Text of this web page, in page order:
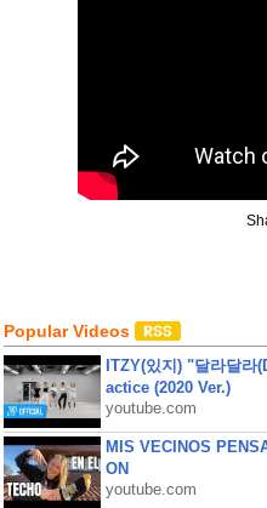
Popular Videos
ITZY(있지) "달라달
actice (2020 Ver.)
youtube.com
MIS VECINOS
ON
youtube.com